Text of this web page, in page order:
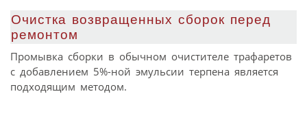
Очистка возвращенных сборок перед
ремонтом
Промывка сборки в обычном очистителе трафаретов
с добавлением 5%-ной эмульсии терпена является
подходящим методом.